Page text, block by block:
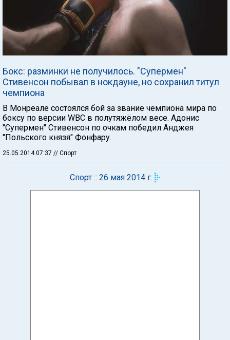
Бокс: разминки не получилось. "Супермен"
Стивенсон побывал в нокдауне, но сохранил титул
чемпиона
В Монреале состоялся бой за звание чемпиона мира по
боксу по версии WBC в полутяжёлом весе. Адонис
"Супермен" Стивенсон по очкам победил Анджея
"Польского князя" Фонфару.
25.05.2014 07:37 // Спорт
Спорт :: 26 мая 2014 г.